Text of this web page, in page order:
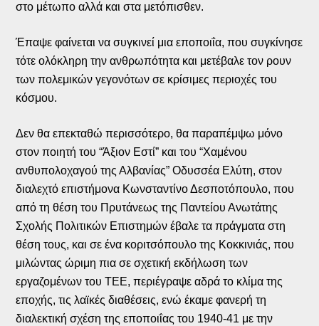
στο μέτωπο αλλά και στα μετόπισθεν.
Έπαψε φαίνεται να συγκινεί μια εποποιΐα, που συγκίνησε
τότε ολόκληρη την ανθρωπότητα και μετέβαλε τον ρουν
των πολεμικών γεγονότων σε κρίσιμες περιοχές του
κόσμου.
Δεν θα επεκταθώ περισσότερο, θα παραπέμψω μόνο
στον ποιητή του “Άξιον Εστί” και του “Χαμένου
ανθυπολοχαγού της Αλβανίας” Οδυσσέα Ελύτη, στον
διαλεχτό επιστήμονα Κωνσταντίνο Δεσποτόπουλο, που
από τη θέση του Πρυτάνεως της Παντείου Ανωτάτης
Σχολής Πολιτικών Επιστημών έβαλε τα πράγματα στη
θέση τους, και σε ένα κοριτσόπουλο της Κοκκινιάς, που
μιλώντας ώριμη πια σε σχετική εκδήλωση των
εργαζομένων του ΤΕΕ, περιέγραψε αδρά το κλίμα της
εποχής, τις λαϊκές διαθέσεις, ενώ έκαμε φανερή τη
διαλεκτική σχέση της εποποιΐας του 1940-41 με την